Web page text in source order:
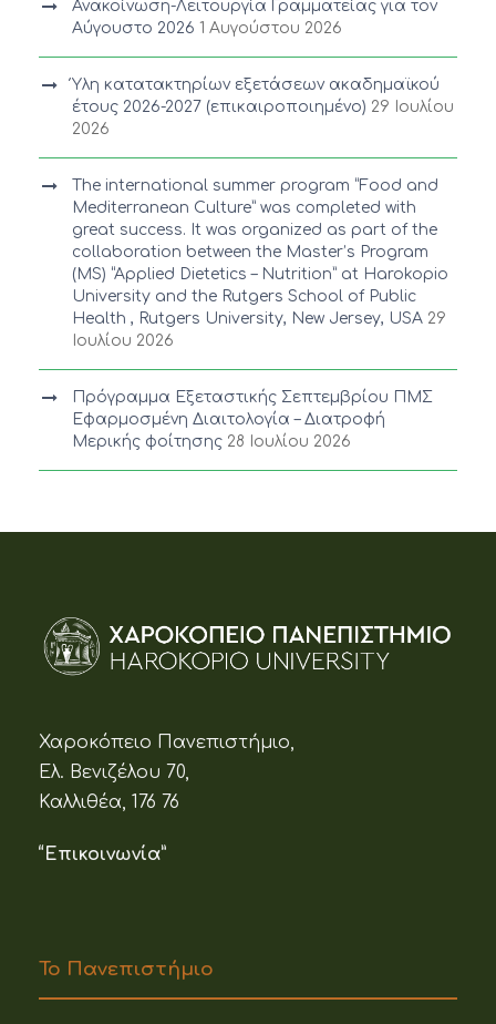
Ανακοίνωση-Λειτουργία Γραμματείας για τον
Αύγουστο 2026 1 Αυγούστου 2026
Ύλη κατατακτηρίων εξετάσεων ακαδημαϊκού
έτους 2026-2027 (επικαιροποιημένο) 29 Ιουλίου
2026
The international summer program “Food and
Mediterranean Culture” was completed with
great success. It was organized as part of the
collaboration between the Master’s Program
(MS) “Applied Dietetics – Nutrition” at Harokopio
University and the Rutgers School of Public
Health , Rutgers University, New Jersey, USA 29
Ιουλίου 2026
Πρόγραμμα Εξεταστικής Σεπτεμβρίου ΠΜΣ
Εφαρμοσμένη Διαιτολογία – Διατροφή
Μερικής φοίτησης 28 Ιουλίου 2026
Χαροκόπειο Πανεπιστήμιο,
Ελ. Βενιζέλου 70,
Καλλιθέα, 176 76
“Επικοινωνία”
Το Πανεπιστήμιο